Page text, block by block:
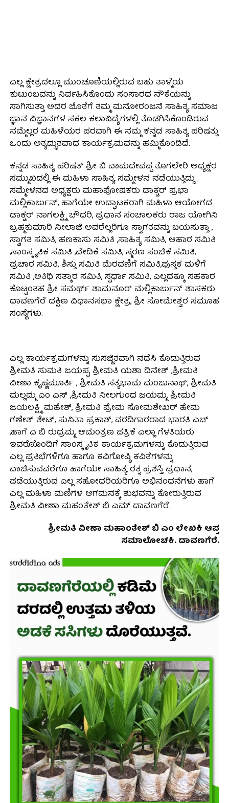
ಎಲ್ಲ ಕ್ಷೇತ್ರದಲ್ಲೂ ಮುಂಚೂಣಿಯಲ್ಲಿರುವ ಬಹು ತಾಳ್ಮೆಯ
ಕುಟುಂಬವನ್ನು ನಿರ್ವಹಿಸಿಕೊಂಡು ಸಂಸಾರದ ನೌಕೆಯನ್ನು
ಸಾಗಿಸುತ್ತಾ ಅದರ ಜೊತೆಗೆ ತಮ್ಮ ಮನೋರಂಜನೆ ಸಾಹಿತ್ಯ ಸಮಾಜ
ಜ್ಞಾನ ವಿಜ್ಞಾನಗಳ ಸಕಲ ಕಲಾವಿದ್ಯೆಗಳಲ್ಲಿ ತೊಡಗಿಸಿಕೊಂಡಿರುವ
ನಮ್ಮೆಲ್ಲರ ಮಹಿಳೆಯರ ಪರವಾಗಿ ಈ ನಮ್ಮ ಕನ್ನಡ ಸಾಹಿತ್ಯ ಪರಿಷತ್ತು
ಒಂದು ಅತ್ಯದ್ಭುತವಾದ ಕಾರ್ಯಕ್ರಮವನ್ನು ಹಮ್ಮಿಕೊಂಡಿದೆ.
ಕನ್ನಡ ಸಾಹಿತ್ಯ ಪರಿಷತ್ ಶ್ರೀ ಬಿ ವಾಮದೇವಪ್ಪ ತೊಗಲೇರಿ ಅಧ್ಯಕ್ಷರ
ಸಮ್ಮುಖದಲ್ಲಿ ಈ ಮಹಿಳಾ ಸಾಹಿತ್ಯ ಸಮ್ಮೇಳನ ನಡೆಯುತ್ತಿದ್ದು .
ಸಮ್ಮೇಳನದ ಅಧ್ಯಕ್ಷರು ಮಹಾಪೋಷಕರು ಡಾಕ್ಟರ್ ಪ್ರಭಾ
ಮಲ್ಲಿಕಾರ್ಜುನ್, ಹಾಗೆಯೇ ಉದ್ಘಾಟಕರಾಗಿ ಮಹಿಳಾ ಆಯೋಗದ
ಡಾಕ್ಟರ್ ನಾಗಲಕ್ಷ್ಮಿ ಚೌದರಿ, ಪ್ರಧಾನ ಸಂಚಾಲಕರು ರಾಜ ಯೋಗಿನಿ
ಬ್ರಹ್ಮಕುಮಾರಿ ನೀಲಾಜಿ ಅವರೆಲ್ಲರಿಗೂ ಸ್ವಾಗತವನ್ನು ಬಯಸುತ್ತಾ ,
ಸ್ವಾಗತ ಸಮಿತಿ, ಹಣಕಾಸು ಸಮಿತಿ ,ಸಾಹಿತ್ಯ ಸಮಿತಿ, ಆಹಾರ ಸಮಿತಿ
,ಸಾಂಸ್ಕೃತಿಕ ಸಮಿತಿ ,ವೇದಿಕೆ ಸಮಿತಿ, ಸ್ಮರಣ ಸಂಚಿಕೆ ಸಮಿತಿ,
ಪ್ರಚಾರ ಸಮಿತಿ, ಶಿಸ್ತು ಸಮಿತಿ ಮೆರವಣಿಗೆ ಸಮಿತಿ,ಪುಸ್ತಕ ಮಳಿಗೆ
ಸಮಿತಿ ,ಅತಿಥಿ ಸತ್ಕಾರ ಸಮಿತಿ, ಸ್ಪರ್ಧಾ ಸಮಿತಿ, ಎಲ್ಲದಕ್ಕೂ ಸಹಕಾರ
ಕೊಟ್ಟಂತಹ ಶ್ರೀ ಸಮರ್ಥ್ ಶಾಮನೂರ್ ಮಲ್ಲಿಕಾರ್ಜುನ್ ಶಾಸಕರು
ದಾವಣಗೆರೆ ದಕ್ಷಿಣ ವಿಧಾನಸಭಾ ಕ್ಷೇತ್ರ, ಶ್ರೀ ಸೋಮೇಶ್ವರ ಸಮೂಹ
ಸಂಸ್ಥೆಗಳು.
ಎಲ್ಲ ಕಾರ್ಯಕ್ರಮಗಳನ್ನು ಸುಸಜ್ಜಿತವಾಗಿ ನಡೆಸಿ ಕೊಡುತ್ತಿರುವ
ಶ್ರೀಮತಿ ಸುಮತಿ ಜಯಪ್ಪ, ಶ್ರೀಮತಿ ಯಶಾ ದಿನೇಶ್ ,ಶ್ರೀಮತಿ
ವೀಣಾ ಕೃಷ್ಣಮೂರ್ತಿ , ಶ್ರೀಮತಿ ಸತ್ಯಭಾಮ ಮಂಜುನಾಥ್, ಶ್ರೀಮತಿ
ಮಲ್ಲಮ್ಮ ಎಂ ಎಸ್ ,ಶ್ರೀಮತಿ ನೀಲಗುಂದ ಜಯಮ್ಮ, ಶ್ರೀಮತಿ
ಜಯಲಕ್ಷ್ಮಿ ಮಹೇಶ್, ಶ್ರೀಮತಿ ಪ್ರೇಮ ಸೋಮಶೇಖರ್ ಹೇಮ
ಗಣೇಶ್ ಶೇಟ್, ಸುನಿತಾ ಪ್ರಕಾಶ್, ವರದಿಗಾರರಾದ ಭಾರತಿ ಎಚ್
,ಹಾಗೆ ಎ ಬಿ ರುದ್ರಮ್ಮ, ಆಮಂತ್ರಣ ಪತ್ರಿಕೆ ಎಲ್ಲಾ ಗೆಳತಿಯರು
ಇವರೊೊಂದಿಗೆ ಸಾಂಸ್ಕೃತಿಕ ಕಾರ್ಯಕ್ರಮಗಳನ್ನು ಕೊಡುತ್ತಿರುವ
ಎಲ್ಲ ಪ್ರತಿಭೆಗಳಿಗೂ ಹಾಗೂ ಕವಿಗೋಷ್ಠಿ ಕವಿತೆಗಳನ್ನು
ವಾಚಿಸುವವರೆಗೂ ಹಾಗೆಯೇ ಸಾಹಿತ್ಯ ರತ್ನ ಪ್ರಶಸ್ತಿ ಪ್ರಧಾನ,
ಪಡೆಯುತ್ತಿರುವ ಎಲ್ಲ ಸಹೋದರಿಯರಿಗೂ ಅಭಿನಂದನೆಗಳು ಹಾಗೆ
ಎಲ್ಲ ಮಹಿಳಾ ಮಣಿಗಳ ಆಗಮನಕ್ಕೆ ಶುಭವನ್ನು ಕೋರುತ್ತಿರುವ
ಶ್ರೀಮತಿ ವೀಣಾ ಮಹಂತೇಶ್ ಬಿ ಎಮ್ ದಾವಣಗೆರೆ.
ಶ್ರೀಮತಿ ವೀಣಾ ಮಹಾಂತೇಶ್ ಬಿ ಎಂ ಲೇಖಕಿ ಆಪ್ತ
ಸಮಾಲೋಚಕಿ. ದಾವಣಗೆರೆ.